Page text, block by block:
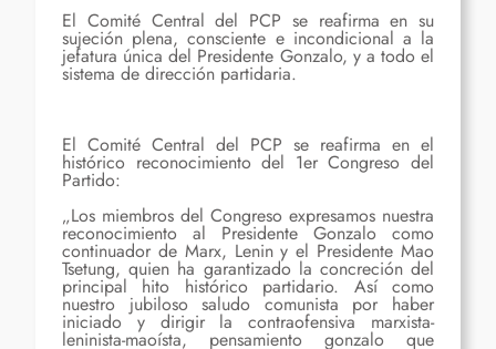
El Comité Central del PCP se reafirma en su
sujeción plena, consciente e incondicional a la
jefatura única del Presidente Gonzalo, y a todo el
sistema de dirección partidaria.
El Comité Central del PCP se reafirma en el
histórico reconocimiento del 1er Congreso del
Partido:
„Los miembros del Congreso expresamos nuestra
reconocimiento al Presidente Gonzalo como
continuador de Marx, Lenin y el Presidente Mao
Tsetung, quien ha garantizado la concreción del
principal hito histórico partidario. Así como
nuestro jubiloso saludo comunista por haber
iniciado y dirigir la contraofensiva marxista-
leninista-maoísta, pensamiento gonzalo que